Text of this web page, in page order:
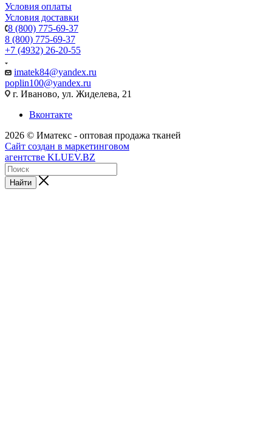
Условия оплаты
Условия доставки
8 (800) 775-69-37
8 (800) 775-69-37
+7 (4932) 26-20-55
imatek84@yandex.ru
poplin100@yandex.ru
г. Иваново, ул. Жиделева, 21
Вконтакте
2026 © Иматекс - оптовая продажа тканей
Сайт создан в маркетинговом
агентстве KLUEV.BZ
Найти